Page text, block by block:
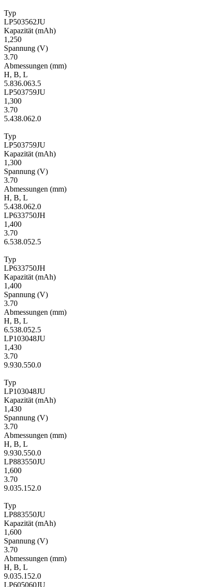
Typ
LP503562JU
Kapa­zität (mAh)
1,250
Span­nung (V)
3.70
Ab­mes­sungen (mm)
H, B, L
5.836.063.5
LP503759JU
1,300
3.70
5.438.062.0
Typ
LP503759JU
Kapa­zität (mAh)
1,300
Span­nung (V)
3.70
Ab­mes­sungen (mm)
H, B, L
5.438.062.0
LP633750JH
1,400
3.70
6.538.052.5
Typ
LP633750JH
Kapa­zität (mAh)
1,400
Span­nung (V)
3.70
Ab­mes­sungen (mm)
H, B, L
6.538.052.5
LP103048JU
1,430
3.70
9.930.550.0
Typ
LP103048JU
Kapa­zität (mAh)
1,430
Span­nung (V)
3.70
Ab­mes­sungen (mm)
H, B, L
9.930.550.0
LP883550JU
1,600
3.70
9.035.1 52.0
Typ
LP883550JU
Kapa­zität (mAh)
1,600
Span­nung (V)
3.70
Ab­mes­sungen (mm)
H, B, L
9.035.1 52.0
LP605060JU